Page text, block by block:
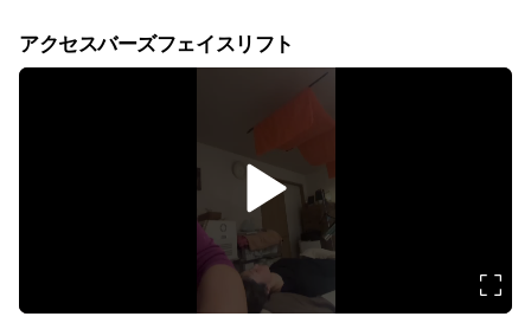
アクセスバーズフェイスリフト
e
o